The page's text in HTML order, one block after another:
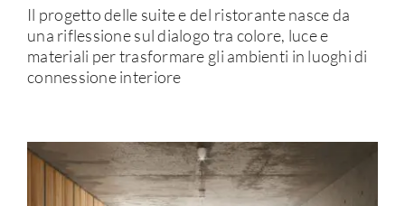
Il progetto delle suite e del ristorante nasce da
una riflessione sul dialogo tra colore, luce e
materiali per trasformare gli ambienti in luoghi di
connessione interiore